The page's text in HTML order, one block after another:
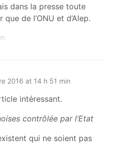
dans la presse toute
de l’ONU et d’Alep.
2016 at 14 h 51 min
intéressant.
contrôlée par l’Etat
qui ne soient pas